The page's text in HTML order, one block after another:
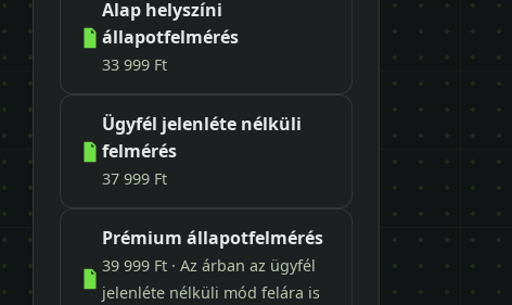
Alap helyszíni
állapotfelmérés
33 999 Ft
Ügyfél jelenléte nélküli
felmérés
37 999 Ft
Prémium állapotfelmérés
39 999 Ft · Az árban az ügyfél
jelenléte nélküli mód felára is